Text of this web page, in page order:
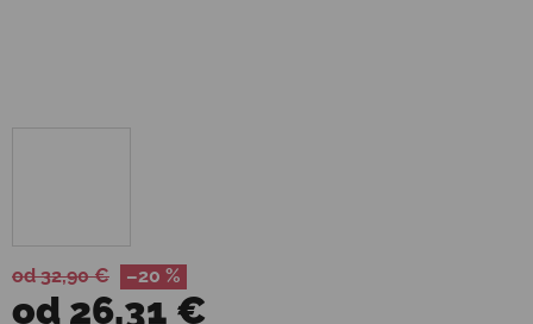
od 32,90 € –20 %
od 26,31 €